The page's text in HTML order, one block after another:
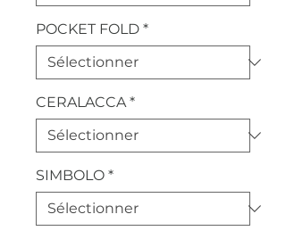
POCKET FOLD *
CERALACCA *
SIMBOLO *